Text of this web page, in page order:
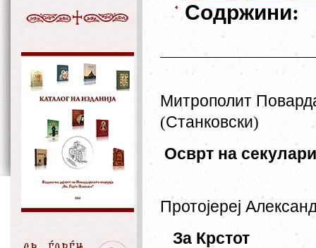
Содржини:
Митрополит
(Станковски)
Осврт на
Протојереј
За Крстот